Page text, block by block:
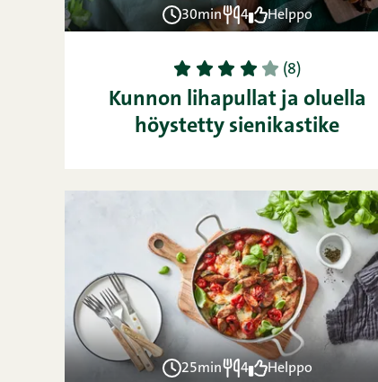
30min 4 Helppo
1 2 3 4 5 (8)
Kunnon lihapullat ja oluella
höystetty sienikastike
25min 4 Helppo